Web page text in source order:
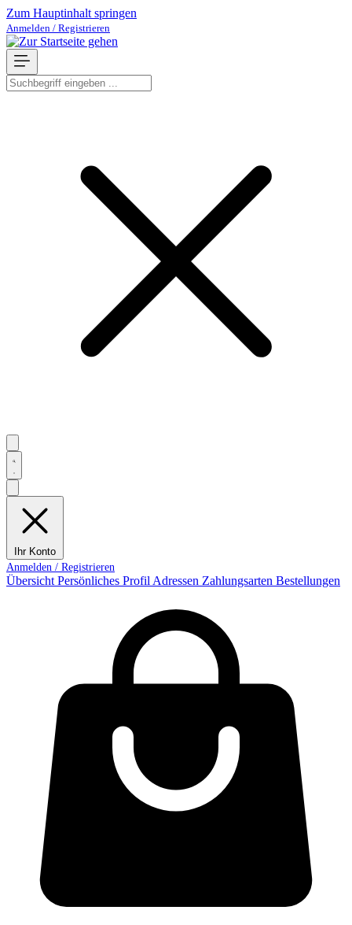
Zum Hauptinhalt springen
Ihr Konto
Übersicht Persönliches Profil Adressen Zahlungsarten Bestellungen